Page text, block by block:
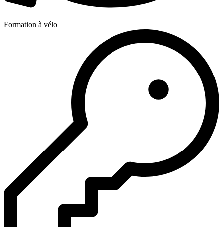
Formation à vélo